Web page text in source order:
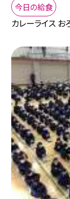
今日の給食
カレーライス